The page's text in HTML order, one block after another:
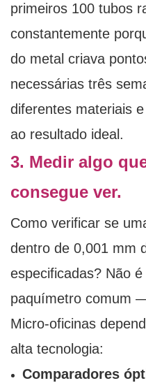
primeiros 100 tubos
constantemente
do metal criava
necessárias três
diferentes materiais
ao resultado ideal.
3. Medir algo
consegue ver.
Como verificar se
dentro de 0,001 mm
especificadas? Não
paquímetro comum
Micro-oficinas
alta tecnologia:
Comparadores